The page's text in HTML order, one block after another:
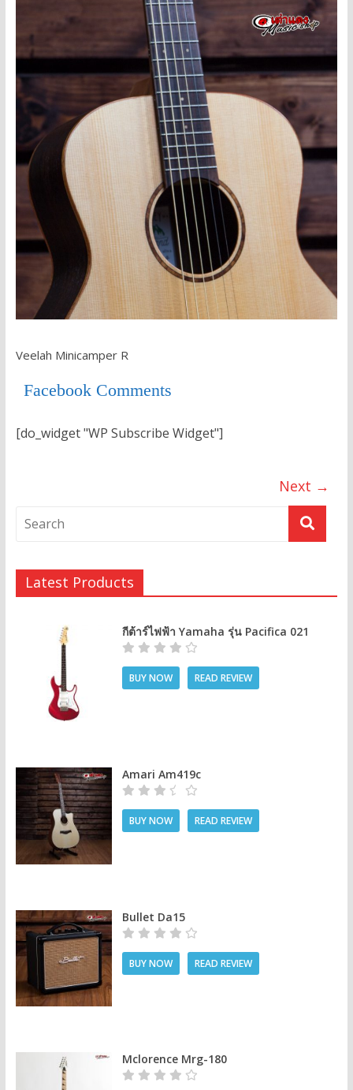
Veelah Minicamper R
Facebook Comments
[do_widget "WP Subscribe Widget"]
Next →
Latest Products
กีต้าร์ไฟฟ้า Yamaha รุ่น Pacifica 021
BUY NOW READ REVIEW
Amari Am419c
BUY NOW READ REVIEW
Bullet Da15
BUY NOW READ REVIEW
Mclorence Mrg-180